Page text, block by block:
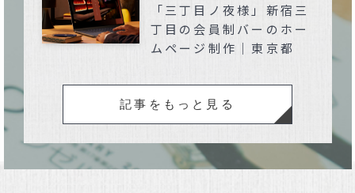
「三丁目ノ夜様」新宿三
丁目の会員制バーのホー
ムページ制作｜東京都
記事をもっと見る